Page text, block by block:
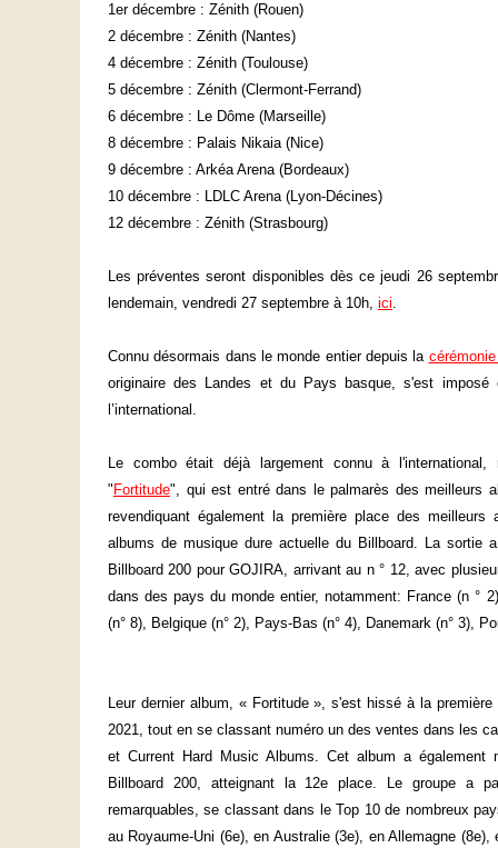
1er décembre : Zénith (Rouen)
2 décembre : Zénith (Nantes)
4 décembre : Zénith (Toulouse)
5 décembre : Zénith (Clermont-Ferrand)
6 décembre : Le Dôme (Marseille)
8 décembre : Palais Nikaia (Nice)
9 décembre : Arkéa Arena (Bordeaux)
10 décembre : LDLC Arena (Lyon-Décines)
12 décembre : Zénith (Strasbourg)
Les préventes seront disponibles dès ce jeudi 26
lendemain, vendredi 27 septembre à 10h, ici.
Connu désormais dans le monde entier depuis la
originaire des Landes et du Pays basque, s'est
l’international.
Le combo était déjà largement connu à
" Fortitude", qui est entré dans le palmarès des meilleurs
revendiquant également la première place des
albums de musique dure actuelle du Billboard. La sortie
Billboard 200 pour GOJIRA, arrivant au n ° 12, avec
dans des pays du monde entier, notamment: France (n °
(n° 8), Belgique (n° 2), Pays-Bas (n° 4), Danemark (n° 3),
Leur dernier album, « Fortitude », s'est hissé à la
2021, tout en se classant numéro un des ventes dans les
et Current Hard Music Albums. Cet album a également
Billboard 200, atteignant la 12e place. Le groupe a
remarquables, se classant dans le Top 10 de nombreux
au Royaume-Uni (6e), en Australie (3e), en Allemagne